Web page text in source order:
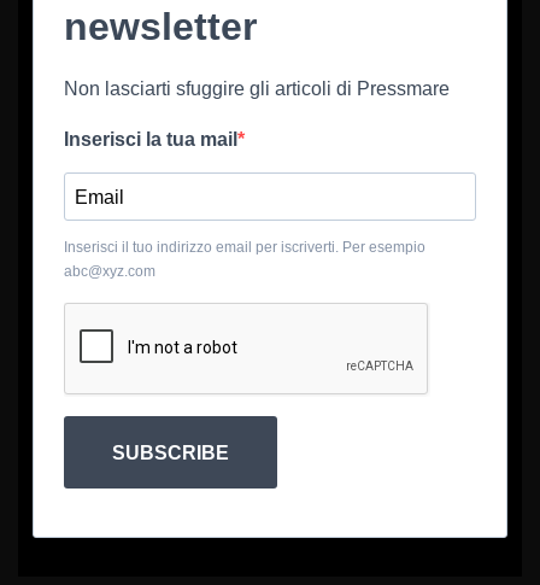
newsletter
Non lasciarti sfuggire gli articoli di Pressmare
Inserisci la tua mail
Inserisci il tuo indirizzo email per iscriverti. Per esempio
abc@xyz.com
SUBSCRIBE